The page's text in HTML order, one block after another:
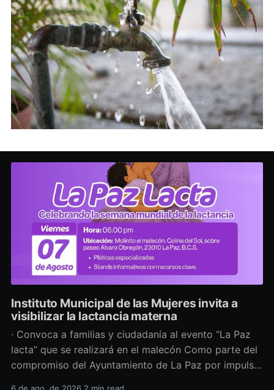
Instituto Municipal de las Mujeres invita a
visibilizar la lactancia materna
· Convoca a familias y ciudadanía al evento “La Paz
lacta” que se realizará en el malecón Como parte del
compromiso del Ayuntamiento de La Paz por impulsar